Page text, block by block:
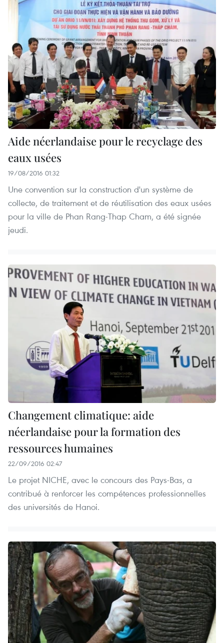
Aide néerlandaise pour le recyclage des
eaux usées
19/08/2016 01:32
Une convention sur la construction d'un système de
collecte, de traitement et de réutilisation des eaux usées
pour la ville de Phan Rang-Thap Cham, a été signée
jeudi.
Changement climatique: aide
néerlandaise pour la formation des
ressources humaines
22/09/2016 02:47
Le projet NICHE, avec le concours des Pays-Bas, a
contribué à renforcer les compétences professionnelles
des universités de Hanoi.